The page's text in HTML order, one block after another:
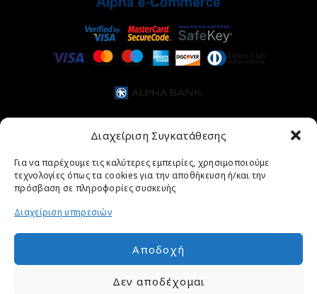
Διαχείριση Συγκατάθεσης
Για να παρέχουμε τις καλύτερες εμπειρίες, χρησιμοποιούμε
τεχνολογίες όπως τα cookies για την αποθήκευση ή/και την
πρόσβαση σε πληροφορίες συσκευής
Διαχείριση υπηρεσιών
Αποδοχή
Δεν αποδέχομαι
ΑΡΧΙΚΉ ΣΕΛΊΔΑ ΚΟΣΜΉΜΑΤΑ ΡΟΛΌΓΙΑ
ΣΧΕΤΙΚΆ ΜΕ ΕΜΆΣ
ΕΠΙΚΟΙΝΩΝΊΑ